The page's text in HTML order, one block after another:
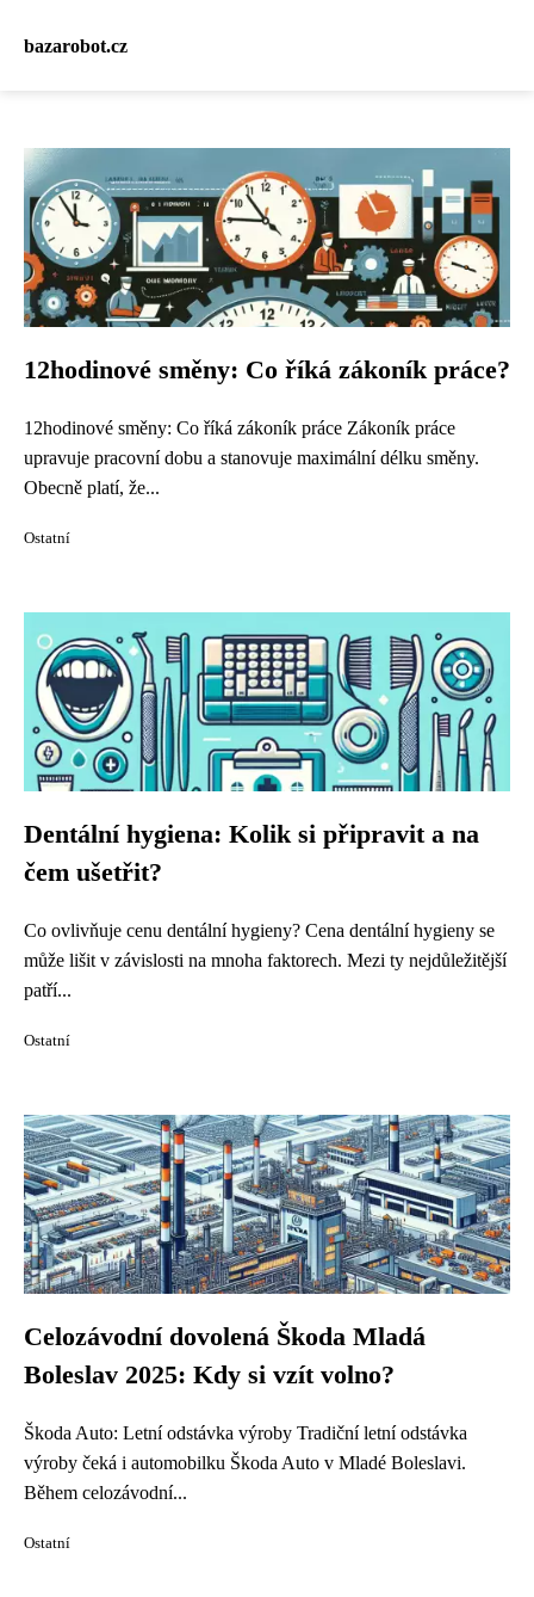
bazarobot.cz
12hodinové směny: Co říká zákoník práce?
12hodinové směny: Co říká zákoník práce Zákoník práce
upravuje pracovní dobu a stanovuje maximální délku směny.
Obecně platí, že...
Ostatní
Dentální hygiena: Kolik si připravit a na
čem ušetřit?
Co ovlivňuje cenu dentální hygieny? Cena dentální hygieny se
může lišit v závislosti na mnoha faktorech. Mezi ty nejdůležitější
patří...
Ostatní
Celozávodní dovolená Škoda Mladá
Boleslav 2025: Kdy si vzít volno?
Škoda Auto: Letní odstávka výroby Tradiční letní odstávka
výroby čeká i automobilku Škoda Auto v Mladé Boleslavi.
Během celozávodní...
Ostatní